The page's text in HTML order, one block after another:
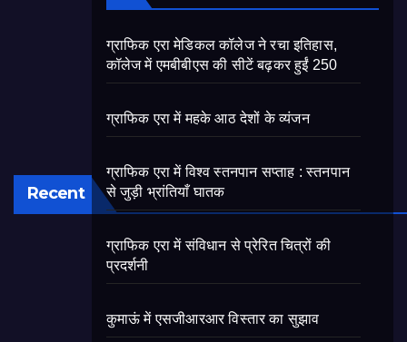
Recent
ग्राफिक एरा मेडिकल कॉलेज ने रचा इतिहास,
कॉलेज में एमबीबीएस की सीटें बढ़कर हुईं 250
ग्राफिक एरा में महके आठ देशों के व्यंजन
ग्राफिक एरा में विश्व स्तनपान सप्ताह : स्तनपान
से जुड़ी भ्रांतियाँ घातक
ग्राफिक एरा में संविधान से प्रेरित चित्रों की
प्रदर्शनी
कुमाऊं में एसजीआरआर विस्तार का सुझाव